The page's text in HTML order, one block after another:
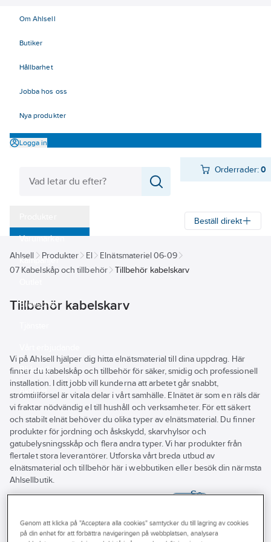
Om Ahlsell
Butiker
Hållbarhet
Jobba hos oss
Nya produkter
Logga in
Orderrader:0
Varumärken
Kampanjer
Branscher
Bli kund
Aktuellt
Beställ direkt
Ahlsell Produkter El
Elnätsmateriel 06-09
07 Kabelskåp och tillbehör
Tillbehör kabelskarv
Tillbehör kabelskarv
Vi på Ahlsell hjälper dig hitta elnätsmaterial till dina uppdrag. Här
finner du kabelskåp och tillbehör för säker, smidig och professionell
installation. I ditt jobb vill kunderna att arbetet går snabbt,
strömtillförsel är vitala delar i vårt samhälle. Elnätet är som en räls där
vi fraktar nödvändig el till hushåll och verksamheter. För ett säkert
och stabilt elnät behöver du olika typer av elnätsmaterial. Du finner
produkter för jordning och åskskydd, skarvhylsor och
gatubelysningsskåp och flera andra typer. Vi har produkter från
flertalet stora leverantörer. Utforska vårt breda utbud av
elnätsmaterial och tillbehör här i webbutiken eller besök din närmsta
Ahlsellbutik.
REACH – Fri från Kandidatämne
Se
Genom att klicka på "Acceptera alla cookies" samtycker du till lagring av cookies
på din enhet för att förbättra navigeringen på webbplatsen, analysera